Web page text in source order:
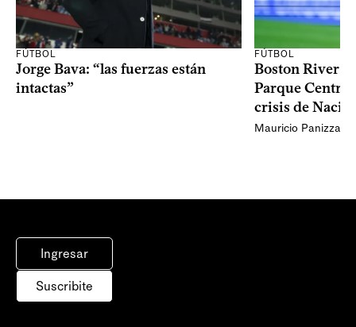
FÚTBOL
Jorge Bava: “las fuerzas están
intactas”
FÚTBOL
Boston River
Parque
crisis de
Mauricio Panizza
Ingresar
Suscribite